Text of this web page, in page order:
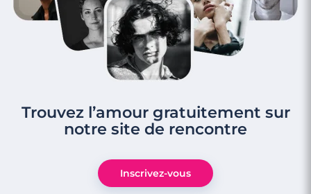
Trouvez l’amour gratuitement sur
notre site de rencontre
Inscrivez-vous